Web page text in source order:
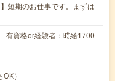
短期のお仕事です。まずは
資格or経験者：時給1700
）